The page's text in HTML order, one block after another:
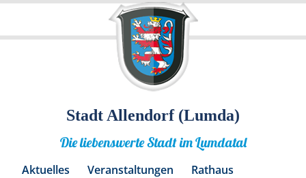
Stadt Allendorf (Lumda)
Die liebenswerte Stadt im Lumdatal
Aktuelles Veranstaltungen
Rathaus